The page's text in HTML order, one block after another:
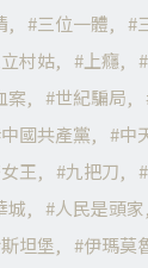
三位一體
村姑 上癮
案 世紀騙局
中國共產黨 中
王 九把刀
城 人民是頭家
坦堡 伊瑪莫